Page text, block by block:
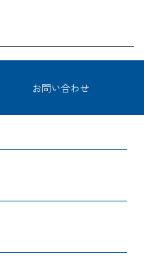
資料ダウンロード
お問い合わせ